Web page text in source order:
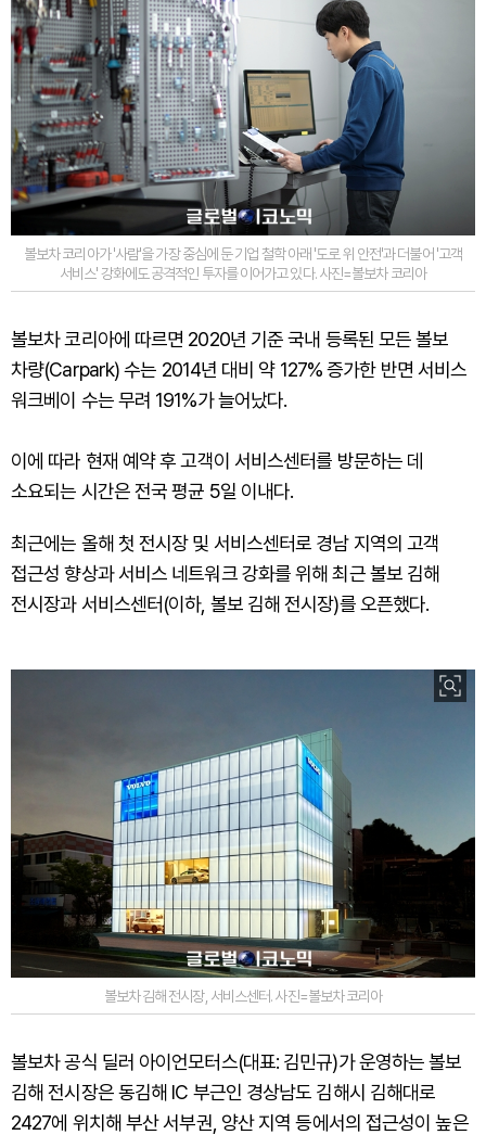
볼보차 코리아가 '사람'을 가장 중심에 둔 기업 철학 아래 '도로 위 안전'과 더불어 '고객
서비스' 강화에도 공격적인 투자를 이어가고 있다. 사진=볼보차 코리아
볼보차 코리아에 따르면 2020년 기준 국내 등록된 모든 볼보
차량(Carpark) 수는 2014년 대비 약 127% 증가한 반면 서비스
워크베이 수는 무려 191%가 늘어났다.
이에 따라 현재 예약 후 고객이 서비스센터를 방문하는 데
소요되는 시간은 전국 평균 5일 이내다.
최근에는 올해 첫 전시장 및 서비스센터로 경남 지역의 고객
접근성 향상과 서비스 네트워크 강화를 위해 최근 볼보 김해
전시장과 서비스센터(이하, 볼보 김해 전시장)를 오픈했다.
볼보차 김해 전시장, 서비스센터. 사진=볼보차 코리아
볼보차 공식 딜러 아이언모터스(대표: 김민규)가 운영하는 볼보
김해 전시장은 동김해 IC 부근인 경상남도 김해시 김해대로
2427에 위치해 부산 서부권, 양산 지역 등에서의 접근성이 높은